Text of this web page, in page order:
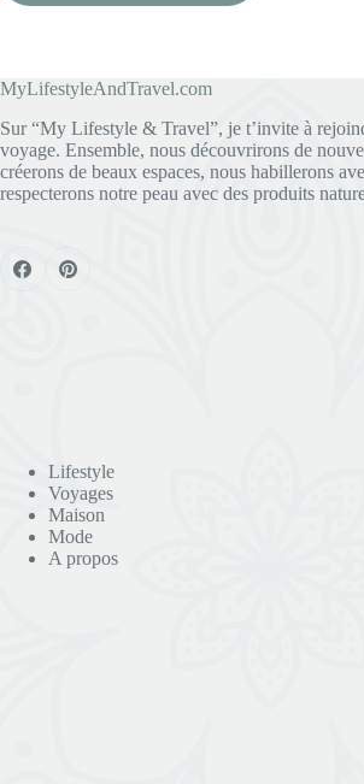
MyLifestyleAndTravel.com
Sur “My Lifestyle & Travel”, je t’invite à
voyage. Ensemble, nous découvrirons de
créerons de beaux espaces, nous habillerons
respecterons notre peau avec des produits
Lifestyle
Voyages
Maison
Mode
A propos